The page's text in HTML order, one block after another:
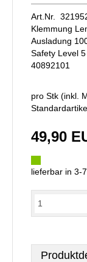
Art.Nr.
Klemmung
Ausladung
Safety Level 5
40892101
pro Stk (inkl.
49,90
lieferbar in 3-